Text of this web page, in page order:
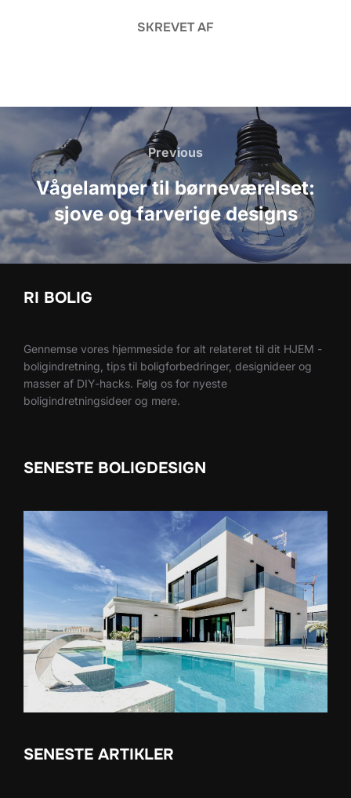
SKREVET AF
Indlægsnavigation
Previous
Previous
Vågelamper til børneværelset:
sjove og farverige designs
RI BOLIG
Gennemse vores hjemmeside for alt relateret til dit HJEM -
boligindretning, tips til boligforbedringer, designideer og
masser af DIY-hacks. Følg os for nyeste
boligindretningsideer og mere.
SENESTE BOLIGDESIGN
SENESTE ARTIKLER